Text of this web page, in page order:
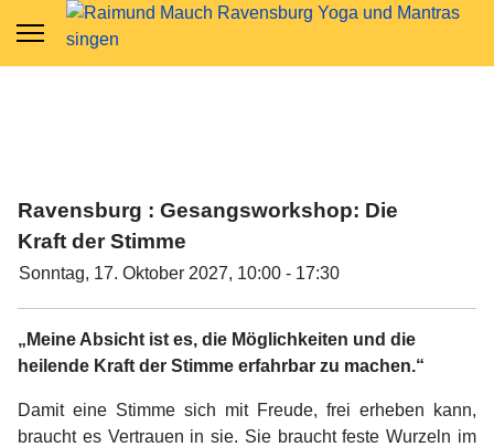
Ravensburg : Gesangsworkshop: Die
Kraft der Stimme
Sonntag, 17. Oktober 2027, 10:00 - 17:30
„Meine Absicht ist es, die Möglichkeiten und die
heilende Kraft der Stimme erfahrbar zu machen.“
Damit eine Stimme sich mit Freude, frei erheben kann,
braucht es Vertrauen in sie. Sie braucht feste Wurzeln im